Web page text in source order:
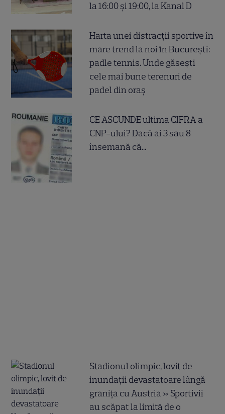
la 16:00 și 19:00, la Kanal D
Harta unei distracții sportive în
mare trend la noi în București:
padle tennis. Unde găsești
cele mai bune terenuri de
padel din oraș
CE ASCUNDE ultima CIFRA a
CNP-ului? Dacă ai 3 sau 8
însemană că...
Stadionul olimpic, lovit de
inundații devastatoare lângă
granița cu Austria » Sportivii
au scăpat la limită de o